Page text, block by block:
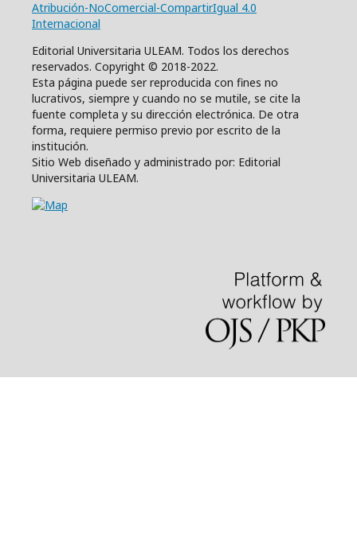
Atribución-NoComercial-CompartirIgual 4.0
Internacional
Editorial Universitaria ULEAM. Todos los derechos
reservados. Copyright © 2018-2022.
Esta página puede ser reproducida con fines no
lucrativos, siempre y cuando no se mutile, se cite la
fuente completa y su dirección electrónica. De otra
forma, requiere permiso previo por escrito de la
institución.
Sitio Web diseñado y administrado por: Editorial
Universitaria ULEAM.